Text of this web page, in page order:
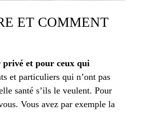
ET COMMENT
privé et pour ceux qui
et particuliers qui n’ont pas
santé s’ils le veulent. Pour
Vous avez par exemple la